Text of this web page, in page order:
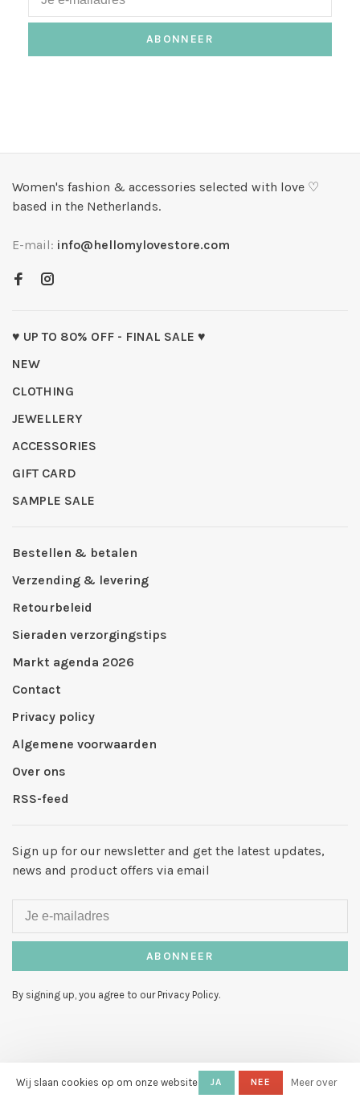
ABONNEER
Women's fashion & accessories selected with love ♡
based in the Netherlands.
E-mail: info@hellomylovestore.com
♥ UP TO 80% OFF - FINAL SALE ♥
NEW
CLOTHING
JEWELLERY
ACCESSORIES
GIFT CARD
SAMPLE SALE
Bestellen & betalen
Verzending & levering
Retourbeleid
Sieraden verzorgingstips
Markt agenda 2026
Contact
Privacy policy
Algemene voorwaarden
Over ons
RSS-feed
Sign up for our newsletter and get the latest updates,
news and product offers via email
ABONNEER
By signing up, you agree to our Privacy Policy.
© Copyright 2026 Hello My Love-
Wij slaan cookies op om onze website JA NEE Meer over